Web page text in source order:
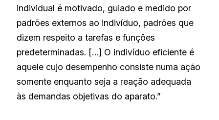
individual é motivado, guiado e medido por
padrões externos ao indivíduo, padrões que
dizem respeito a tarefas e funções
predeterminadas. […] O indivíduo eficiente é
aquele cujo desempenho consiste numa ação
somente enquanto seja a reação adequada
às demandas objetivas do aparato.”